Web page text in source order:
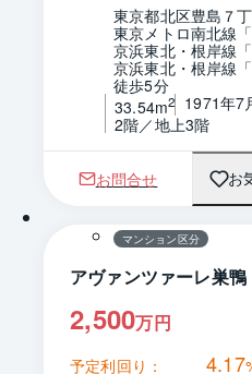
東京都北区豊島７
東京メトロ南北線
京浜東北・根岸線
京浜東北・根岸線
徒歩5分
33.54m2 1971年7
2階／地上3階
お問合せ お
マンション区分
アヴァンツァーレ巣鴨
2,500万円
予定利回り： 4.17